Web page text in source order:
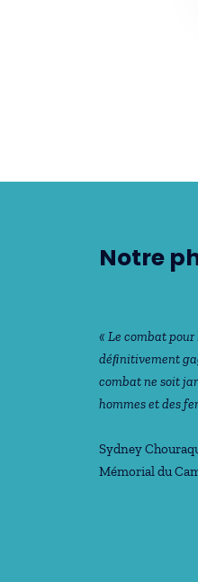
Notre
« Le combat
déﬁnitivement
combat ne soit
hommes et des
Sydney
Mémorial du